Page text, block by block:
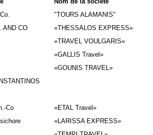
"TOURS ALAMANIS"
AND CO
«THESSALOS EXPRESS»
«TRAVEL VOULGARIS»
«GALLIS Travel »
«GOUNIS TRAVEL»
Co
«ΕΤΑL Travel»
«LARISSA EXPRESS»